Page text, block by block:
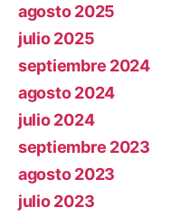
agosto 2025
julio 2025
septiembre 2024
agosto 2024
julio 2024
septiembre 2023
agosto 2023
julio 2023